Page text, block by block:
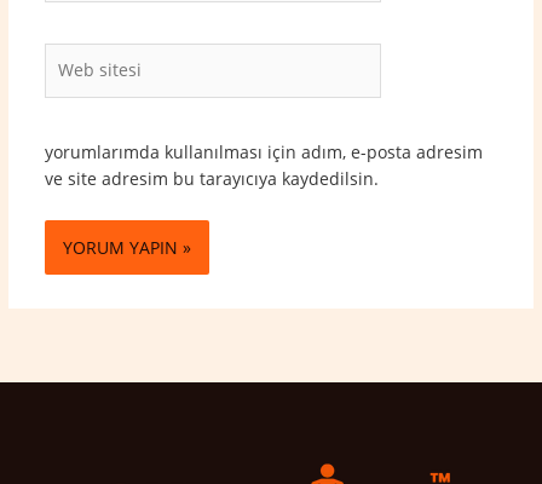
sitesi
yorumlarımda kullanılması için adım, e-posta adresim
ve site adresim bu tarayıcıya kaydedilsin.